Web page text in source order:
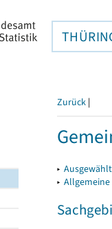
Zurück |
▸
▸